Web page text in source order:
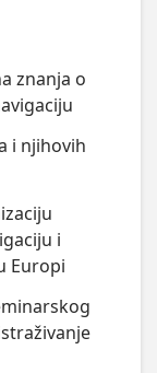
znanja o
i njihovih
i
Europi